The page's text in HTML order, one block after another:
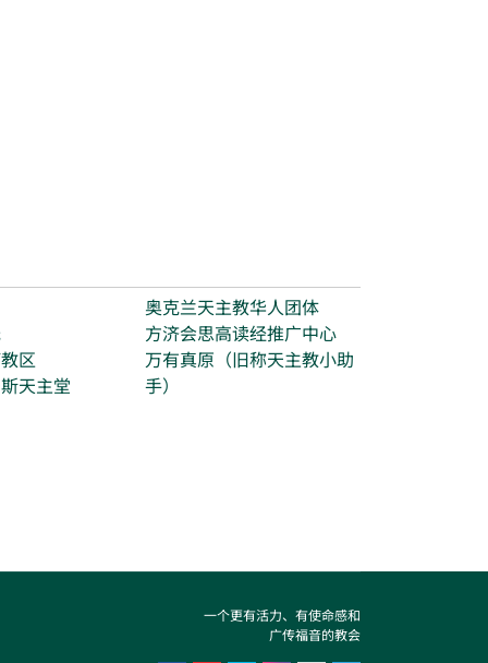
区
天主堂
奥克兰天主教华人团体
方济会思高读经推广中心
万有真原（旧称天主教小助
手）
一个更有活力、有使命感和
广传福音的教会